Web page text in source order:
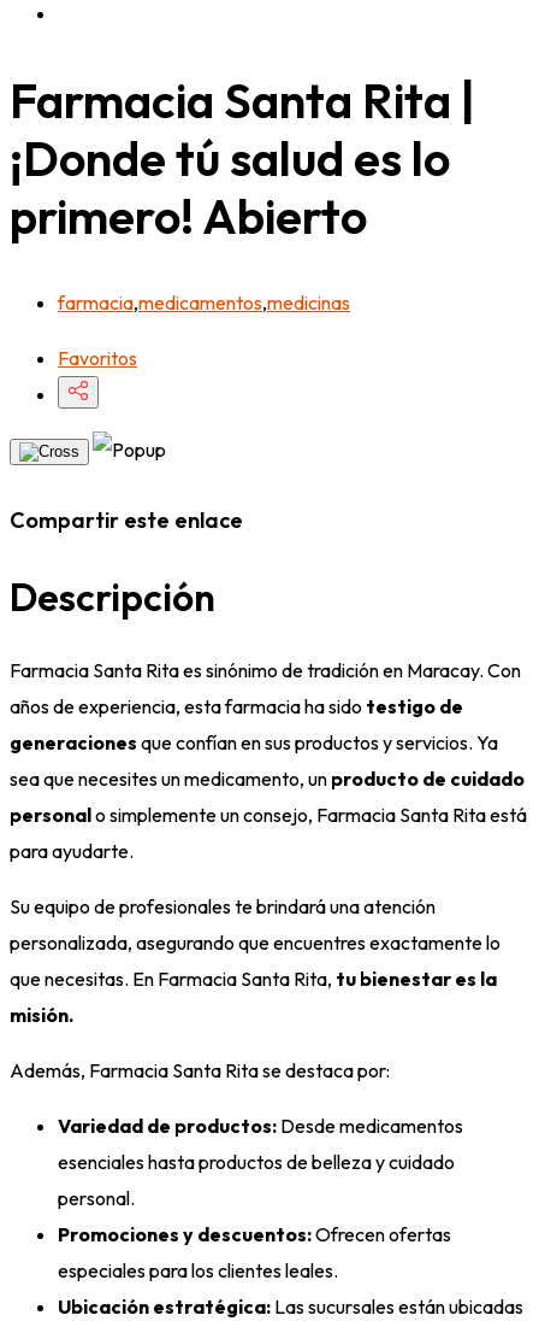
Farmacia Santa Rita |
¡Donde tú salud es lo
primero! Abierto
farmacia,medicamentos,medicinas
Favoritos
Compartir este enlace
Descripción
Farmacia Santa Rita es sinónimo de tradición en Maracay. Con
años de experiencia, esta farmacia ha sido testigo de
generaciones que confían en sus productos y servicios. Ya
sea que necesites un medicamento, un producto de cuidado
personalo simplemente un consejo, Farmacia Santa Rita está
para ayudarte.
Su equipo de profesionales te brindará una atención
personalizada, asegurando que encuentres exactamente lo
que necesitas. En Farmacia Santa Rita, tu bienestar es la
misión.
Además, Farmacia Santa Rita se destaca por:
Variedad de productos: Desde medicamentos
esenciales hasta productos de belleza y cuidado
personal.
Promociones y descuentos:Ofrecen ofertas
especiales para los clientes leales.
Ubicación estratégica: Las sucursales están ubicadas